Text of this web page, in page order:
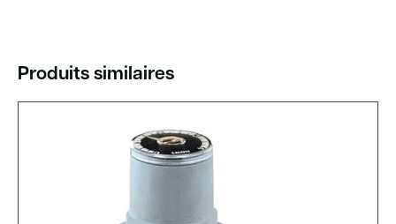
Produits similaires